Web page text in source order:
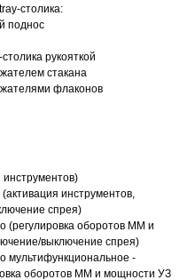
столика:
поднос
рукояткой
стакана
флаконов
инструментов,
спрея)
оборотов MM и
выключение спрея)
мультифункциональное -
оборотов MM и мощности УЗ